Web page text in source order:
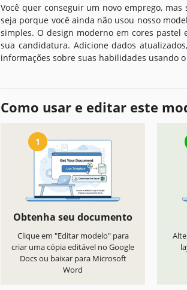
Você quer conseguir um novo emprego,
seja porque você ainda não usou nosso
simples. O design moderno em cores pastel
sua candidatura. Adicione dados
informações sobre suas habilidades usando o
Como usar e editar este
1
Obtenha seu documento
Clique em "Editar modelo" para
criar uma cópia editável no Google
Docs ou baixar para Microsoft
Word